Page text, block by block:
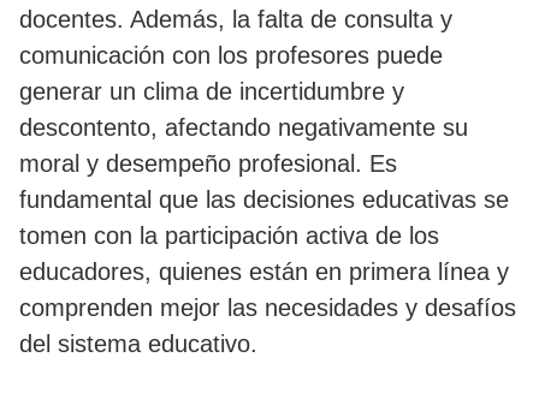
docentes. Además, la falta de consulta y
comunicación con los profesores puede
generar un clima de incertidumbre y
descontento, afectando negativamente su
moral y desempeño profesional. Es
fundamental que las decisiones educativas se
tomen con la participación activa de los
educadores, quienes están en primera línea y
comprenden mejor las necesidades y desafíos
del sistema educativo.